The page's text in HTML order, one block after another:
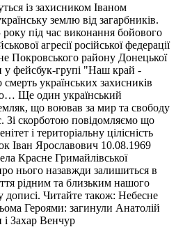
із захисником Іваном
землю від загарбників.
під час виконання бойового
агресії російської федерації
Покровського району Донецької
у фейсбук-групі "Наш край -
українських захисників
Ще один український
що воював за мир та свободу
Зі скорботою повідомляємо що
і територіальну цілісність
Іван Ярославович 10.08.1969
Красне Гримайлівської
нього назавжди залишиться в
рідним та близьким нашого
дописі. Читайте також: Небесне
Героями: загинули Анатолій
Захар Венчур